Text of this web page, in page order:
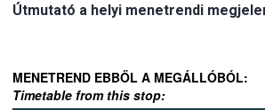
Útmutató a helyi menetrendi
MENETREND EBBŐL A MEGÁLLÓBÓL:
Timetable from this stop: